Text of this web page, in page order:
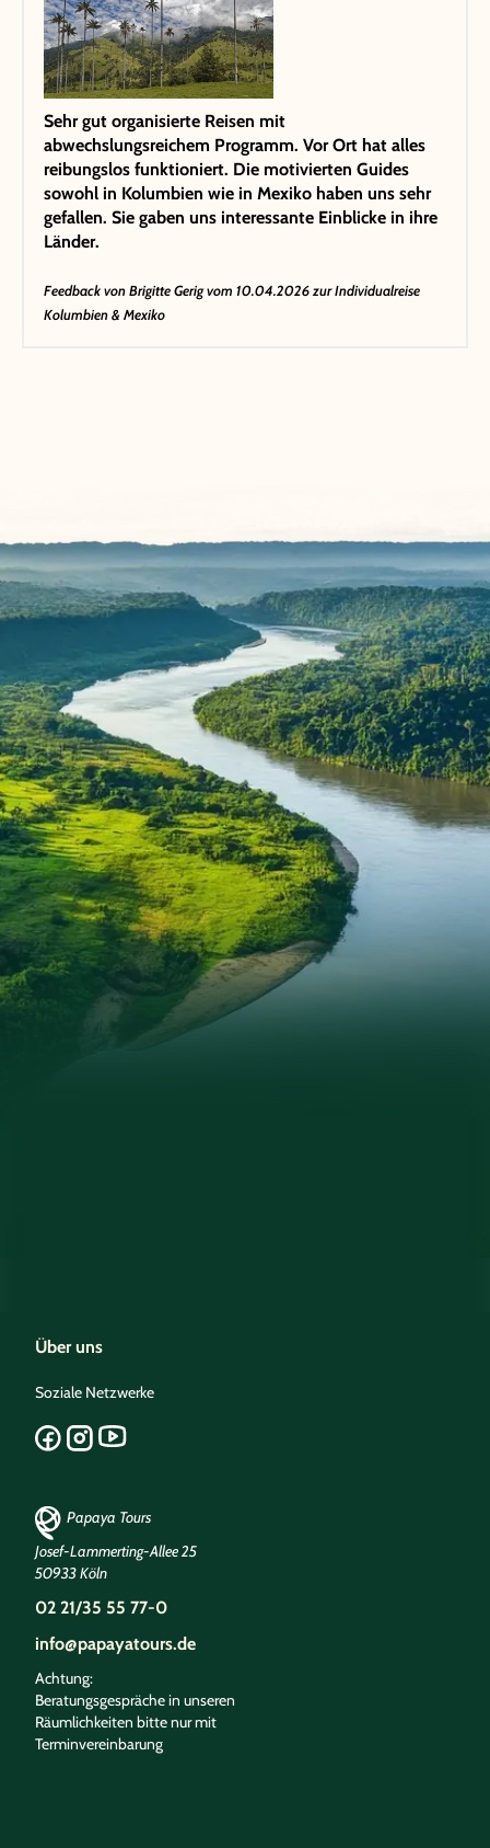
Sehr gut organisierte Reisen mit
abwechslungsreichem Programm. Vor Ort hat alles
reibungslos funktioniert. Die motivierten Guides
sowohl in Kolumbien wie in Mexiko haben uns sehr
gefallen. Sie gaben uns interessante Einblicke in ihre
Länder.
Feedback vonBrigitte Gerigvom 10.04.2026 zur Individualreise
Kolumbien & Mexiko
Über uns
Soziale Netzwerke
Papaya Tours
Josef-Lammerting-Allee 25
50933 Köln
02 21/35 55 77-0
info@papayatours.de
Achtung:
Beratungsgespräche in unseren
Räumlichkeiten bitte nur mit
Terminvereinbarung